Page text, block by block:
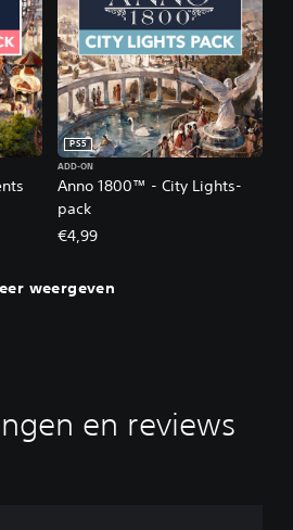
Anno 1800™ - City Lights-
pack
PS5
ADD-ON
€4,99
weergeven
en reviews